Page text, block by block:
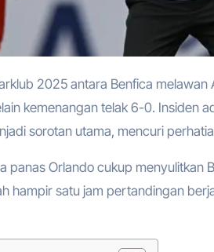
kemenangan telak 6-0. Insiden
sorotan utama, mencuri
panas Orlando cukup menyulitkan
hampir satu jam pertandingan